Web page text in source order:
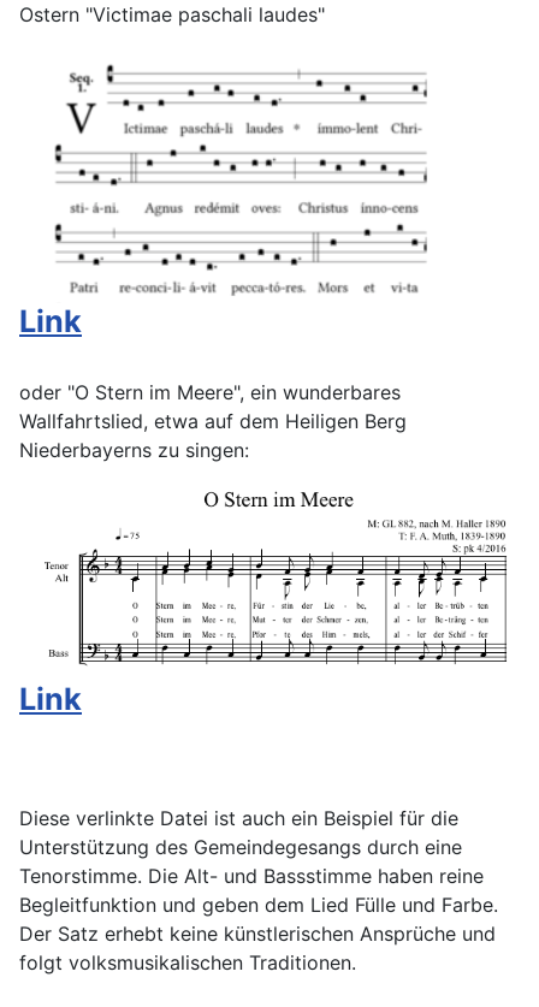
Ostern "Victimae paschali laudes"
Link
oder "O Stern im Meere", ein wunderbares
Wallfahrtslied, etwa auf dem Heiligen Berg
Niederbayerns zu singen:
Link
Diese verlinkte Datei ist auch ein Beispiel für die
Unterstützung des Gemeindegesangs durch eine
Tenorstimme. Die Alt- und Bassstimme haben reine
Begleitfunktion und geben dem Lied Fülle und Farbe.
Der Satz erhebt keine künstlerischen Ansprüche und
folgt volksmusikalischen Traditionen.